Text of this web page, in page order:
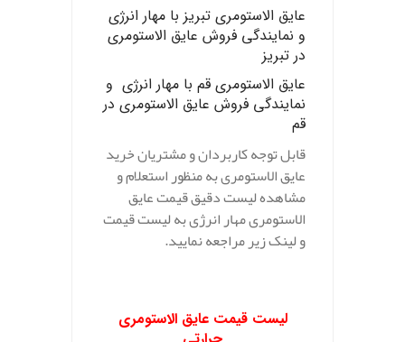
عایق الاستومری تبریز با مهار انرژی
و نمایندگی فروش عایق الاستومری
در تبریز
عایق الاستومری قم با مهار انرژی و
نمایندگی فروش عایق الاستومری در
قم
قابل توجه کاربردان و مشتریان خرید
عایق الاستومری به منظور استعلام و
مشاهده لیست دقیق قیمت عایق
الاستومری مهار انرژی به لیست قیمت
و لینک زیر مراجعه نمایید.
لیست قیمت عایق الاستومری